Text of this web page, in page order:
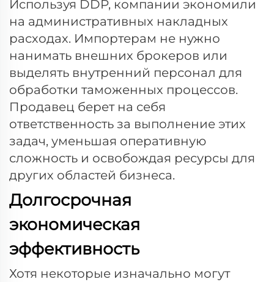
Используя DDP, компании экономили
на административных накладных
расходах. Импортерам не нужно
нанимать внешних брокеров или
выделять внутренний персонал для
обработки таможенных процессов.
Продавец берет на себя
ответственность за выполнение этих
задач, уменьшая оперативную
сложность и освобождая ресурсы для
других областей бизнеса.
Долгосрочная
экономическая
эффективность
Хотя некоторые изначально могут